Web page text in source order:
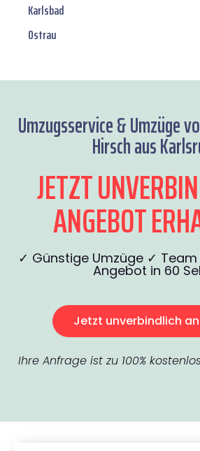
Karlsbad
Ostrau
Umzugsservice & Umzüge
Hirsch aus
JETZT
ANGEBOT
✓ Günstige Umzüge ✓
Angebot in 60
Jetzt unverbindlich
Ihre Anfrage ist zu 100%